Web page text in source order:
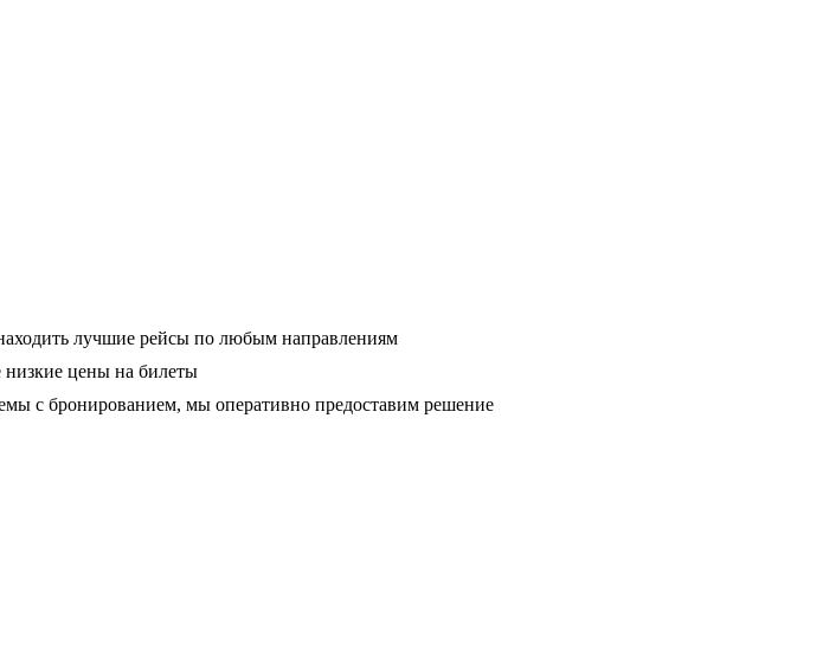
лучшие рейсы по любым направлениям
цены на билеты
с бронированием, мы оперативно предоставим решение